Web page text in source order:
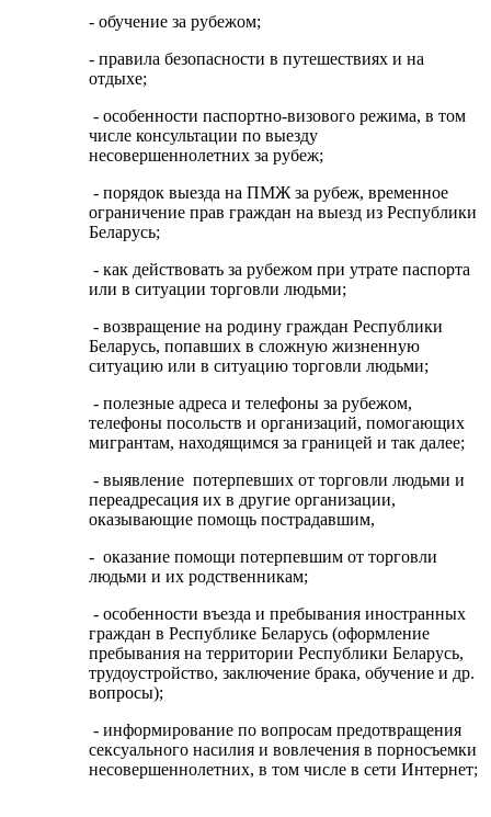
- обучение за рубежом;
- правила безопасности в путешествиях и на
отдыхе;
- особенности паспортно-визового режима, в том
числе консультации по выезду
несовершеннолетних за рубеж;
- порядок выезда на ПМЖ за рубеж, временное
ограничение прав граждан на выезд из Республики
Беларусь;
- как действовать за рубежом при утрате паспорта
или в ситуации торговли людьми;
- возвращение на родину граждан Республики
Беларусь, попавших в сложную жизненную
ситуацию или в ситуацию торговли людьми;
- полезные адреса и телефоны за рубежом,
телефоны посольств и организаций, помогающих
мигрантам, находящимся за границей и так далее;
- выявление потерпевших от торговли людьми и
переадресация их в другие организации,
оказывающие помощь пострадавшим,
- оказание помощи потерпевшим от торговли
людьми и их родственникам;
- особенности въезда и пребывания иностранных
граждан в Республике Беларусь (оформление
пребывания на территории Республики Беларусь,
трудоустройство, заключение брака, обучение и др.
вопросы);
- информирование по вопросам предотвращения
сексуального насилия и вовлечения в порносъемки
несовершеннолетних, в том числе в сети Интернет;